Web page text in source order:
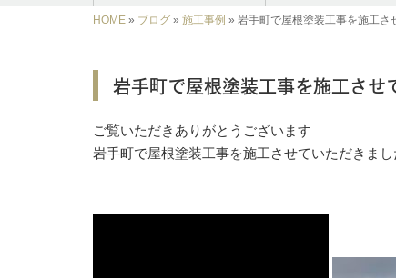
HOME » ブログ » 施工事例 » 岩手町で屋根塗装工事を施工さ
岩手町で屋根塗装工事を施工させ
ご覧いただきありがとうございます
岩手町で屋根塗装工事を施工させていただきまし